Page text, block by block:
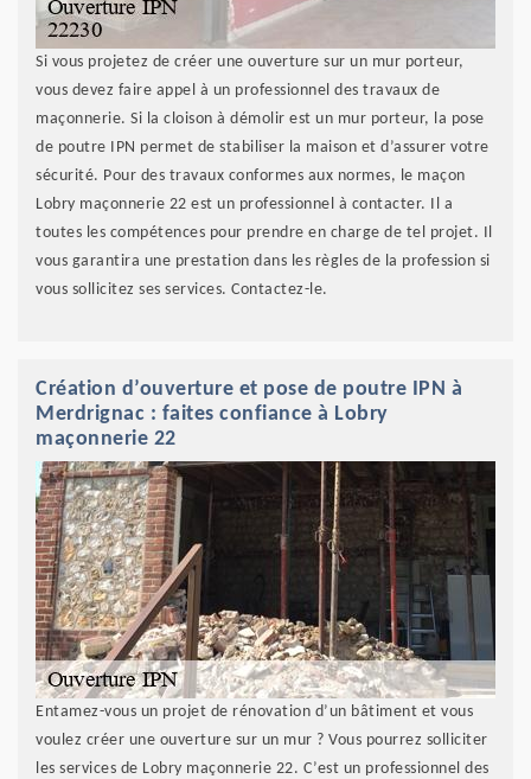
Si vous projetez de créer une ouverture sur un mur porteur,
vous devez faire appel à un professionnel des travaux de
maçonnerie. Si la cloison à démolir est un mur porteur, la pose
de poutre IPN permet de stabiliser la maison et d’assurer votre
sécurité. Pour des travaux conformes aux normes, le maçon
Lobry maçonnerie 22 est un professionnel à contacter. Il a
toutes les compétences pour prendre en charge de tel projet. Il
vous garantira une prestation dans les règles de la profession si
vous sollicitez ses services. Contactez-le.
Création d’ouverture et pose de poutre IPN à
Merdrignac : faites confiance à Lobry
maçonnerie 22
Entamez-vous un projet de rénovation d’un bâtiment et vous
voulez créer une ouverture sur un mur ? Vous pourrez solliciter
les services de Lobry maçonnerie 22. C’est un professionnel des